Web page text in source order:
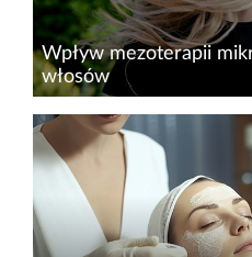
Wpływ mezoterapii
włosów
Mezoterapia
innowacyjnych metod
włosów. Dzięki
procesów
wchłaniania substancji...